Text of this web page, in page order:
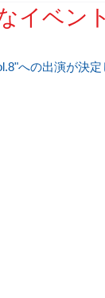
イベン
への出演が決定